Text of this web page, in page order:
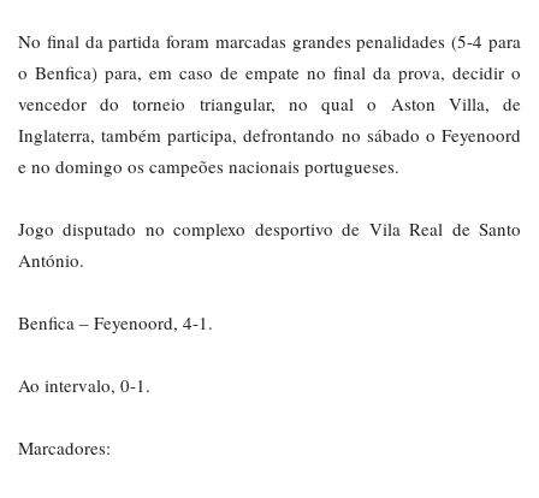
No final da partida foram marcadas grandes penalidades (5-4 para
o Benfica) para, em caso de empate no final da prova, decidir o
vencedor do torneio triangular, no qual o Aston Villa, de
Inglaterra, também participa, defrontando no sábado o Feyenoord
e no domingo os campeões nacionais portugueses.
Jogo disputado no complexo desportivo de Vila Real de Santo
António.
Benfica – Feyenoord, 4-1.
Ao intervalo, 0-1.
Marcadores: